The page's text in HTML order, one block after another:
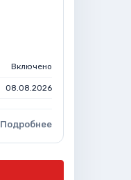
Включено
08.08.2026
Подробнее